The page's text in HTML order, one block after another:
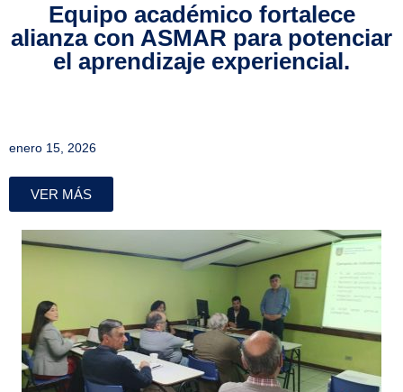
Equipo académico fortalece
alianza con ASMAR para potenciar
el aprendizaje experiencial.
enero 15, 2026
VER MÁS